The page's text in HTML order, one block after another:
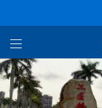
首页
产品中心